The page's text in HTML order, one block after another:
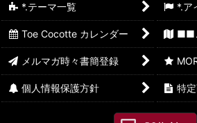
*.テーマ一覧 *.ア
Toe Cocotte カレンダー ■■
メルマガ時々書簡登録
個人情報保護方針 特